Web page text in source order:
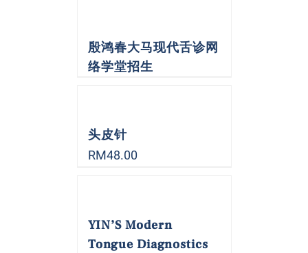
殷鸿春大马现代舌诊网
络学堂招生
头皮针
RM48.00
YIN’S Modern
Tongue Diagnostics